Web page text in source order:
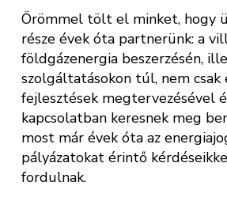
Örömmel tölt el minket, hogy
része évek óta partnerünk: a
földgázenergia beszerzésén,
szolgáltatásokon túl, nem csak
fejlesztések megtervezésével
kapcsolatban keresnek meg
most már évek óta az
pályázatokat érintő
fordulnak.